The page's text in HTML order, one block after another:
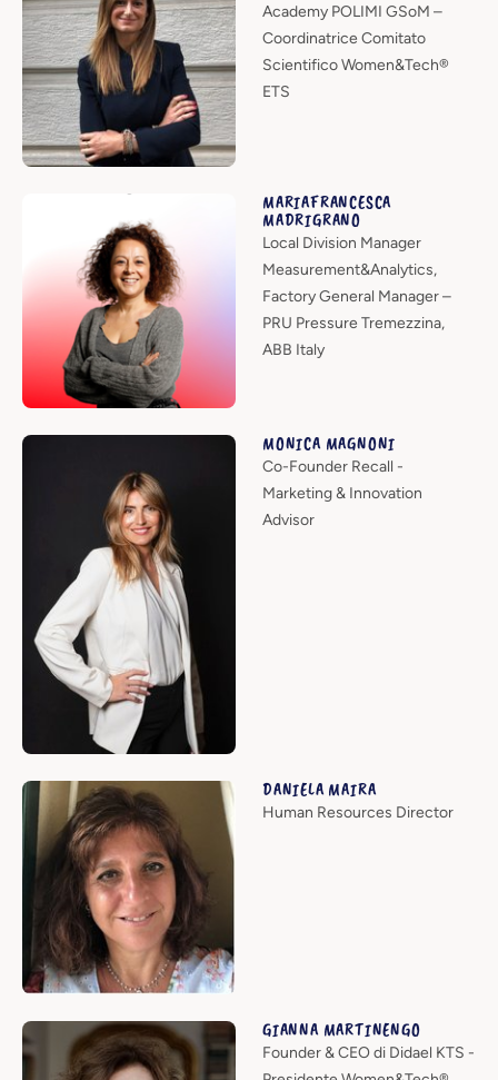
Academy POLIMI GSoM –
Coordinatrice Comitato
Scientifico Women&Tech®
ETS
MARIAFRANCESCA
MADRIGRANO
Local Division Manager
Measurement&Analytics,
Factory General Manager –
PRU Pressure Tremezzina,
ABB Italy
MONICA MAGNONI
Co-Founder Recall -
Marketing & Innovation
Advisor
DANIELA MAIRA
Human Resources Director
GIANNA MARTINENGO
Founder & CEO di Didael KTS -